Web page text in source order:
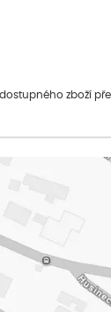
zboží